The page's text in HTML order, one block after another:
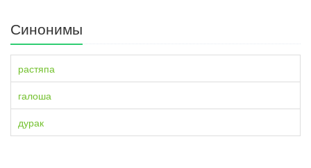
Синонимы
растяпа
галоша
дурак